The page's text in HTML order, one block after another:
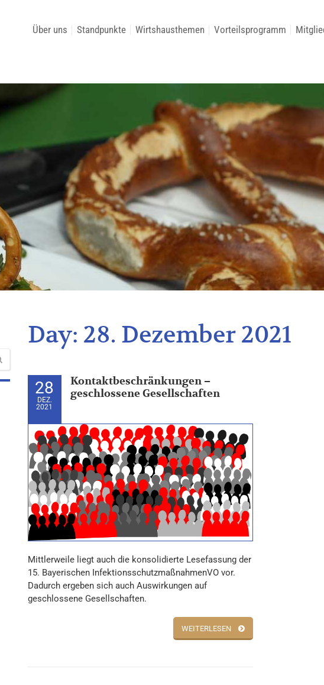
Über uns Standpunkte Wirtshausthemen Vorteilsprogramm
Day: 28. Dezember 2021
28
DEZ.
2021
Kontaktbeschränkungen –
geschlossene Gesellschaften
Mittlerweile liegt auch die konsolidierte Lesefassung der
15. Bayerischen InfektionsschutzmaßnahmenVO vor.
Dadurch ergeben sich auch Auswirkungen auf
geschlossene Gesellschaften.
WEITERLESEN